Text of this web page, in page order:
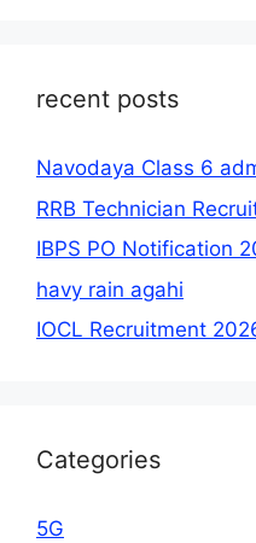
recent posts
Navodaya Class 6
RRB Technician
IBPS PO Notification
havy rain agahi
IOCL Recruitment
Categories
5G